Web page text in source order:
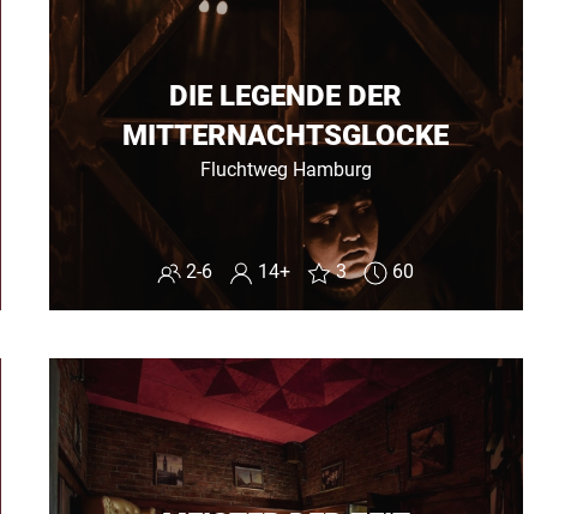
DIE LEGENDE DER
MITTERNACHTSGLOCKE
Fluchtweg Hamburg
2-6 14+ 3 60